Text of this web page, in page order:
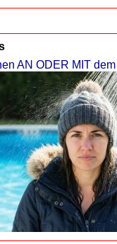
AN ODER MIT